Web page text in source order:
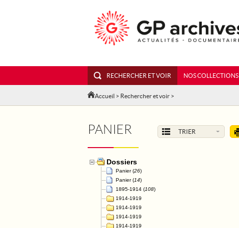
RECHERCHER ET VOIR NOS COLLECTIONS
Accueil > Rechercher et voir >
PANIER TRIER